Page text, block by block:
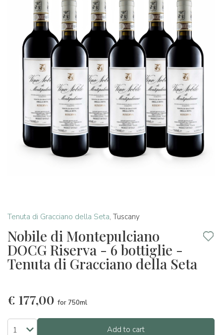
Tenuta di Gracciano della Seta, Tuscany
Nobile di Montepulciano
DOCG Riserva - 6 bottiglie -
Tenuta di Gracciano della Seta
€ 177,00 for 750ml
Add to cart